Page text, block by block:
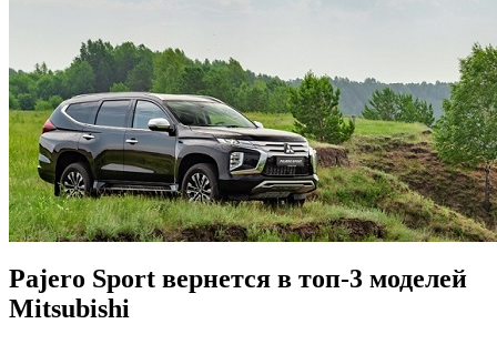
Pajero Sport вернется в топ-3 моделей
Mitsubishi